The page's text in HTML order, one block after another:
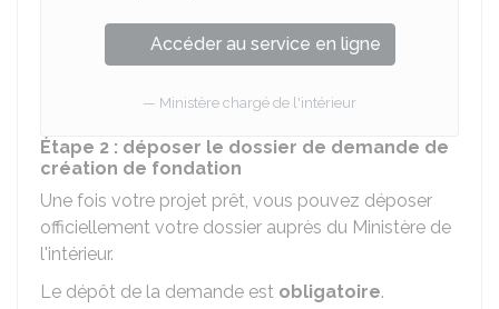
Accéder au service en ligne
Ministère chargé de l'intérieur
Étape 2 : déposer le dossier de demande de
création de fondation
Une fois votre projet prêt, vous pouvez déposer
officiellement votre dossier auprès du Ministère de
l'intérieur.
Le dépôt de la demande est obligatoire.